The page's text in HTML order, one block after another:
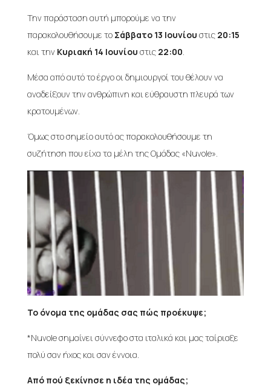
Την παράσταση αυτή μπορούμε να την
παρακολουθήσουμε το Σάββατο 13 Ιουνίου στις 20:15
και την Κυριακή 14 Ιουνίου στις 22:00.
Μέσα από αυτό το έργο οι δημιουργοί του θέλουν να
αναδείξουν την ανθρώπινη και εύθραυστη πλευρά των
κρατουμένων.
Όμως στο σημείο αυτό ας παρακολουθήσουμε τη
συζήτηση που είχα τα μέλη της Ομάδας «Nuvole».
Το όνομα της ομάδας σας πώς προέκυψε;
*Nuvole σημαίνει σύννεφο στα ιταλικά και μας ταίριαξε
πολύ σαν ήχος και σαν έννοια.
Από πού ξεκίνησε η ιδέα της ομάδας;